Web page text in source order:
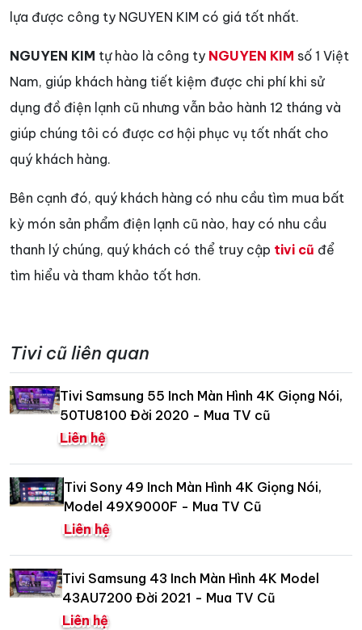
lựa được công ty NGUYEN KIM có giá tốt nhất.
NGUYEN KIM tự hào là công ty NGUYEN KIM số 1 Việt
Nam, giúp khách hàng tiết kiệm được chi phí khi sử
dụng đồ điện lạnh cũ nhưng vẫn bảo hành 12 tháng và
giúp chúng tôi có được cơ hội phục vụ tốt nhất cho
quý khách hàng.
Bên cạnh đó, quý khách hàng có nhu cầu tìm mua bất
kỳ món sản phẩm điện lạnh cũ nào, hay có nhu cầu
thanh lý chúng, quý khách có thể truy cập tivi cũ để
tìm hiểu và tham khảo tốt hơn.
Tivi cũ liên quan
Tivi Samsung 55 Inch Màn Hình 4K Giọng Nói,
50TU8100 Đời 2020 - Mua TV cũ
Liên hệ
Tivi Sony 49 Inch Màn Hình 4K Giọng Nói,
Model 49X9000F - Mua TV Cũ
Liên hệ
Tivi Samsung 43 Inch Màn Hình 4K Model
43AU7200 Đời 2021 - Mua TV Cũ
Liên hệ